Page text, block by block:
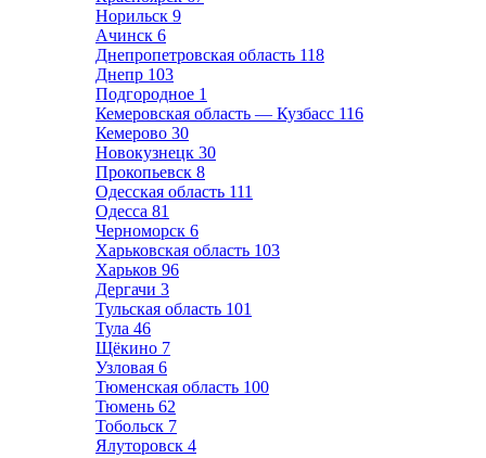
Норильск 9
Ачинск 6
Днепропетровская область 118
Днепр 103
Подгородное 1
Кемеровская область — Кузбасс 116
Кемерово 30
Новокузнецк 30
Прокопьевск 8
Одесская область 111
Одесса 81
Черноморск 6
Харьковская область 103
Харьков 96
Дергачи 3
Тульская область 101
Тула 46
Щёкино 7
Узловая 6
Тюменская область 100
Тюмень 62
Тобольск 7
Ялуторовск 4